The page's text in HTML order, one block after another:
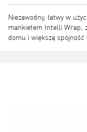
Niezawodny, łatwy w
mankietem Intelli Wrap,
domu i większą spójność